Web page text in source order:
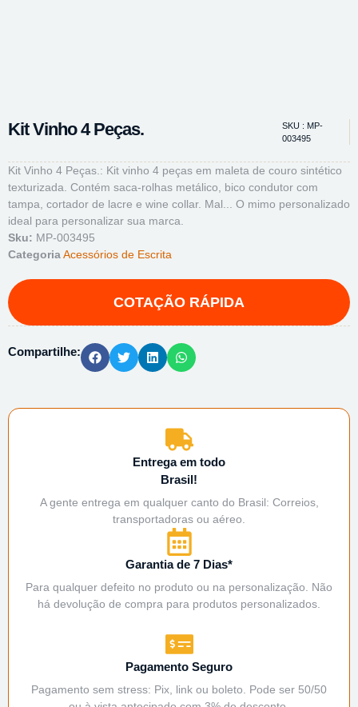
Kit Vinho 4 Peças.
SKU : MP-
003495
Kit Vinho 4 Peças.: Kit vinho 4 peças em maleta de couro sintético
texturizada. Contém saca-rolhas metálico, bico condutor com
tampa, cortador de lacre e wine collar. Mal... O mimo personalizado
ideal para personalizar sua marca.
Sku: MP-003495
CategoriaAcessórios de Escrita
Compartilhe:
Entrega em todo
Brasil!
A gente entrega em qualquer canto do Brasil: Correios,
transportadoras ou aéreo.
Garantia de 7 Dias*
Para qualquer defeito no produto ou na personalização. Não
há devolução de compra para produtos personalizados.
Pagamento Seguro
Pagamento sem stress: Pix, link ou boleto. Pode ser 50/50